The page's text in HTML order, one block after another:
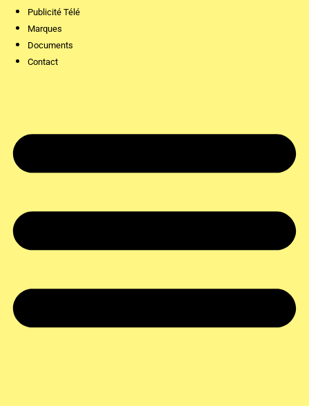
Publicité Télé
Marques
Documents
Contact